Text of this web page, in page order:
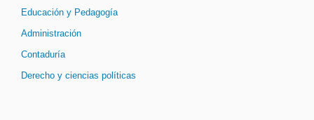
Educación y Pedagogía
Administración
Contaduría
Derecho y ciencias políticas